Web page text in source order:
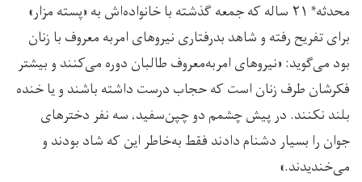
محدثه* ۲۱ ساله که جمعه گذشته با خانواده‌اش به «پسته مزار»
برای تفریح رفته و شاهد بدرفتاری نیروهای امربه معروف با زنان
بود می‌گوید: «نیروهای امربه‌معروف طالبان دوره می‌کنند و بیشتر
فکرشان طرف زنان است که حجاب درست داشته باشند و یا خنده
بلند نکنند. در پیش چشمم دو چپن‌سفید، سه نفر دخترهای
جوان را بسیار دشنام دادند فقط به‌خاطر این که شاد بودند و
می‌خندیدند.»